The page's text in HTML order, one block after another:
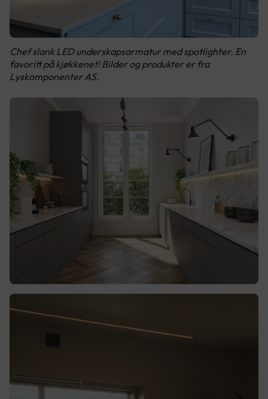
Chef slank LED underskapsarmatur med spotlighter. En
favoritt på kjøkkenet! Bilder og produkter er fra
Lyskomponenter AS.